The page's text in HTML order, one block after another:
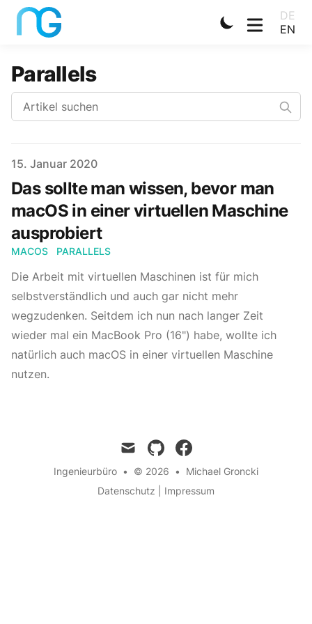
DE
EN
Parallels
Veröffentlicht
15. Januar 2020
Das sollte man wissen, bevor man
macOS in einer virtuellen Maschine
ausprobiert
MACOS PARALLELS
Die Arbeit mit virtuellen Maschinen ist für mich
selbstverständlich und auch gar nicht mehr
wegzudenken. Seitdem ich nun nach langer Zeit
wieder mal ein MacBook Pro (16") habe, wollte ich
natürlich auch macOS in einer virtuellen Maschine
nutzen.
mail githubfacebook
Ingenieurbüro • © 2026 •
Michael Groncki
Datenschutz
Impressum